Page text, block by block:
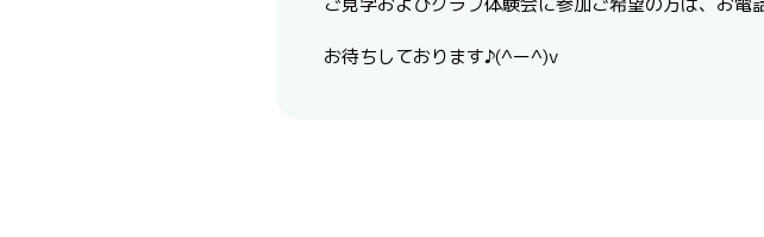
お待ちしております♪(^ー^)v